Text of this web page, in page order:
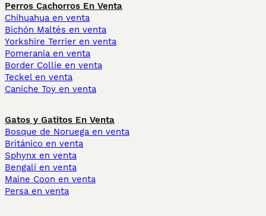
Perros Cachorros En Venta
Chihuahua en venta
Bichón Maltés en venta
Yorkshire Terrier en venta
Pomerania en venta
Border Collie en venta
Teckel en venta
Caniche Toy en venta
Gatos y Gatitos En Venta
Bosque de Noruega en venta
Británico en venta
Sphynx en venta
Bengalí en venta
Maine Coon en venta
Persa en venta